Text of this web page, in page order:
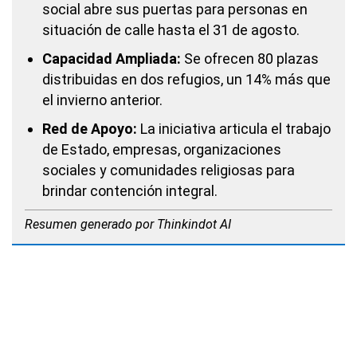
social abre sus puertas para personas en
situación de calle hasta el 31 de agosto.
Capacidad Ampliada: Se ofrecen 80 plazas
distribuidas en dos refugios, un 14% más que
el invierno anterior.
Red de Apoyo: La iniciativa articula el trabajo
de Estado, empresas, organizaciones
sociales y comunidades religiosas para
brindar contención integral.
Resumen generado por Thinkindot AI